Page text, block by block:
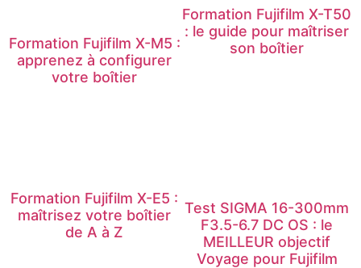
Formation Fujifilm X-M5 :
apprenez à configurer
votre boîtier
Formation Fujifilm X-T50
: le guide pour maîtriser
son boîtier
Formation Fujifilm X-E5 :
maîtrisez votre boîtier
de A à Z
Test SIGMA 16-300mm
F3.5-6.7 DC OS : le
MEILLEUR objectif
Voyage pour Fujifilm